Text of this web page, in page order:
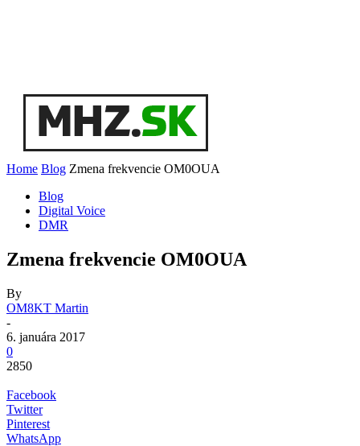
Home Blog Zmena frekvencie OM0OUA
Blog
Digital Voice
DMR
Zmena frekvencie OM0OUA
By
OM8KT Martin
-
6. januára 2017
0
2850
Facebook
Twitter
Pinterest
WhatsApp